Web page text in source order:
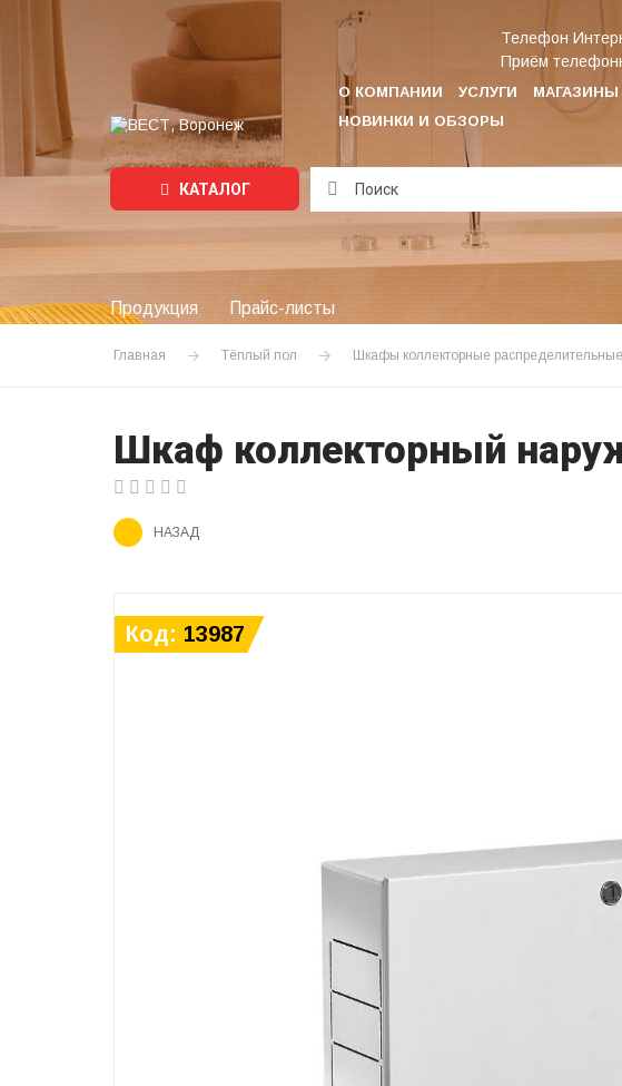
О КОМПАНИИ УСЛУГИ
НОВИНКИ И ОБЗОРЫ
Телефон
Приём
КАТАЛОГ
Подождите...
Продукция Прайс-листы
Главная Тёплый пол Шкафы коллекторные распределительные
Шкаф коллекторный
НАЗАД
Код: 13987